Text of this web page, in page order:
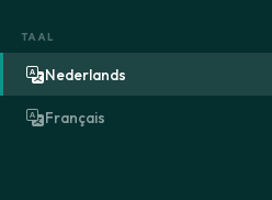
TAAL
Nederlands
Français